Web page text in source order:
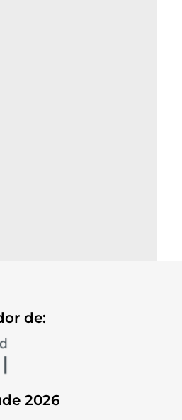
de:
2026